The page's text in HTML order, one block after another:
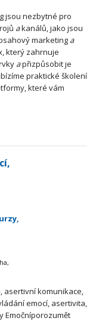
jsou nezbytné pro
akanálů, jako jsou
marketing a
který zahrnuje
apřizpůsobit je
praktické školení
které vám
asertivní komunikace,
emocí, asertivita,
Emočníporozumět